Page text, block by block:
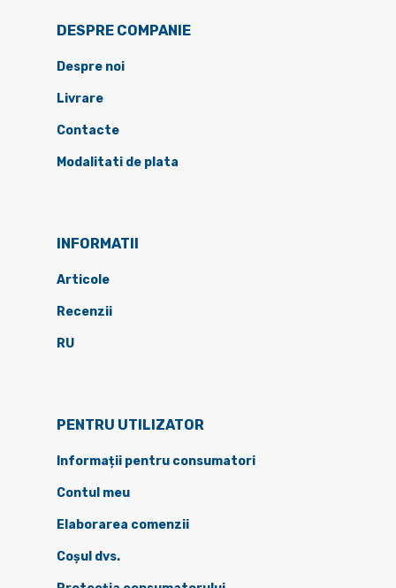
DESPRE COMPANIE
Despre noi
Livrare
Contacte
Modalitati de plata
INFORMATII
Articole
Recenzii
RU
PENTRU UTILIZATOR
Informații pentru consumatori
Contul meu
Elaborarea comenzii
Coșul dvs.